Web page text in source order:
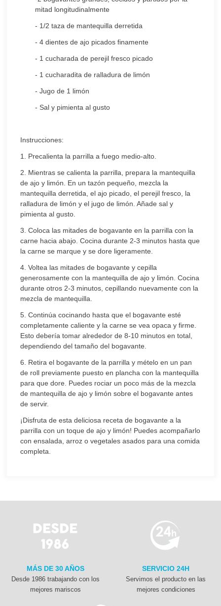
mitad longitudinalmente
- 1/2 taza de mantequilla derretida
- 4 dientes de ajo picados finamente
- 1 cucharada de perejil fresco picado
- 1 cucharadita de ralladura de limón
- Jugo de 1 limón
- Sal y pimienta al gusto
Instrucciones:
1. Precalienta la parrilla a fuego medio-alto.
2. Mientras se calienta la parrilla, prepara la mantequilla
de ajo y limón. En un tazón pequeño, mezcla la
mantequilla derretida, el ajo picado, el perejil fresco, la
ralladura de limón y el jugo de limón. Añade sal y
pimienta al gusto.
3. Coloca las mitades de bogavante en la parrilla con la
carne hacia abajo. Cocina durante 2-3 minutos hasta que
la carne se marque y se dore ligeramente.
4. Voltea las mitades de bogavante y cepilla
generosamente con la mantequilla de ajo y limón. Cocina
durante otros 2-3 minutos, cepillando nuevamente con la
mezcla de mantequilla.
5. Continúa cocinando hasta que el bogavante esté
completamente caliente y la carne se vea opaca y firme.
Esto debería tomar alrededor de 8-10 minutos en total,
dependiendo del tamaño del bogavante.
6. Retira el bogavante de la parrilla y mételo en un pan
de roll previamente puesto en plancha con la mantequilla
para que dore. Puedes rociar un poco más de la mezcla
de mantequilla de ajo y limón sobre el bogavante antes
de servir.
¡Disfruta de esta deliciosa receta de bogavante a la
parrilla con un toque de ajo y limón! Puedes acompañarlo
con ensalada, arroz o vegetales asados para una comida
completa.
MÁS DE 30 AÑOS
Desde 1986 trabajando con los
mejores mariscos
SERVICIO 24H
Servimos el producto en las
mejores condiciones